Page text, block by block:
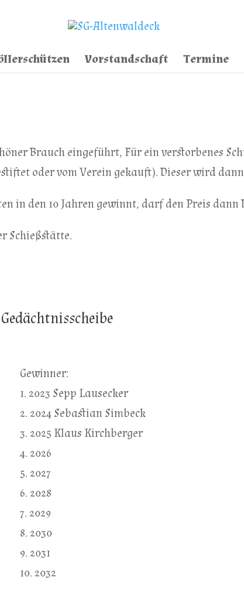
Vorstandschaft Termine
Brauch eingeführt, Für ein verstorbenes
oder vom Verein gekauft). Dieser wird dann
in den 10 Jahren gewinnt, darf den Preis dann
Schießstätte.
Gewinner:
1. 2023 Sepp Lausecker
2. 2024 Sebastian Simbeck
3. 2025 Klaus Kirchberger
4. 2026
5. 2027
6. 2028
7. 2029
8. 2030
9. 2031
10. 2032